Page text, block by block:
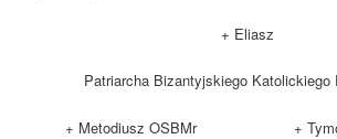
+ Eliasz
Patriarcha Bizantyjskiego Katolickiego
+ Metodiusz OSBMr +